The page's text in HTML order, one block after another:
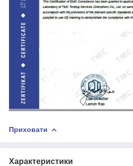
Приховати
Характеристики